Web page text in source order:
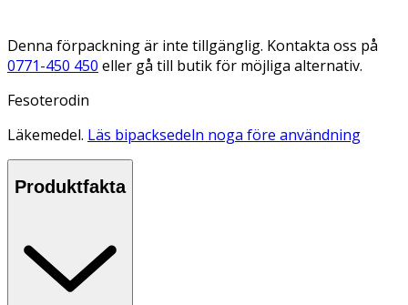
Denna förpackning är inte tillgänglig. Kontakta oss på
0771-450 450 eller gå till butik för möjliga alternativ.
Fesoterodin
Läkemedel. Läs bipacksedeln noga före användning
Produktfakta